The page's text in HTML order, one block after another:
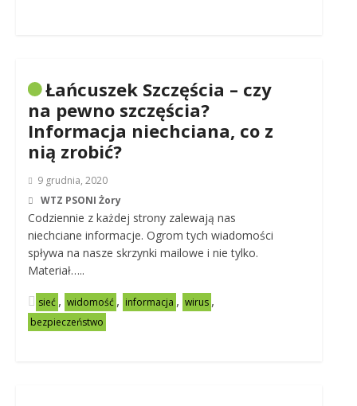
Łańcuszek Szczęścia – czy
na pewno szczęścia?
Informacja niechciana, co z
nią zrobić?
9 grudnia, 2020
WTZ PSONI Żory
Codziennie z każdej strony zalewają nas
niechciane informacje. Ogrom tych wiadomości
spływa na nasze skrzynki mailowe i nie tylko.
Materiał…..
sieć , widomość , informacja , wirus ,
bezpieczeństwo